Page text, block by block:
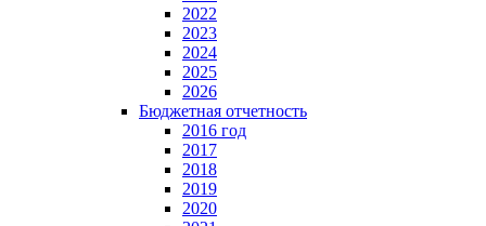
2022
2023
2024
2025
2026
Бюджетная отчетность
2016 год
2017
2018
2019
2020